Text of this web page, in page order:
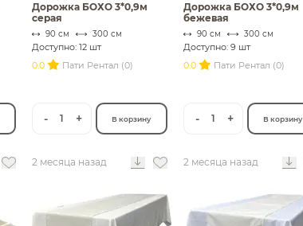
Дорожка БОХО 3*0,9м
серая
90 см 300 см
Доступно: 12 шт
0.0
Пати Рентал (0)
- 1 + В корзину
Дорожка БОХО 3*0,9м
бежевая
90 см 300 см
Доступно: 9 шт
0.0
Пати Рентал (0)
- 1 + В корзину
2 месяца назад 2 месяца назад